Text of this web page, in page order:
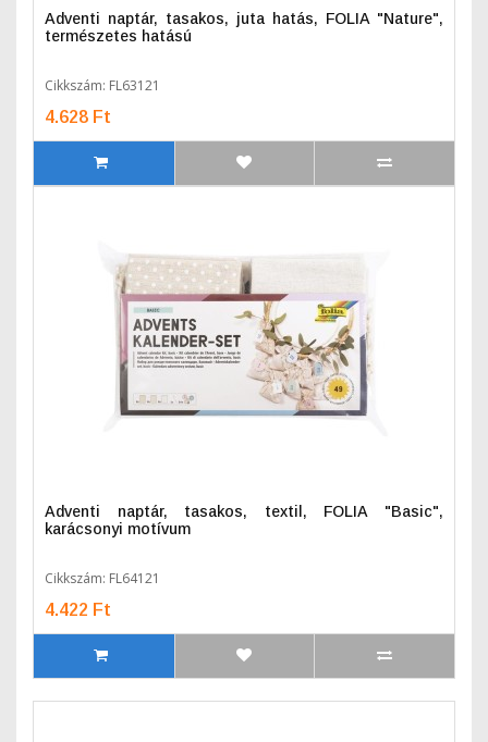
Adventi naptár, tasakos, juta hatás, FOLIA "Nature",
természetes hatású
Cikkszám: FL63121
4.628 Ft
Adventi naptár, tasakos, textil, FOLIA "Basic",
karácsonyi motívum
Cikkszám: FL64121
4.422 Ft